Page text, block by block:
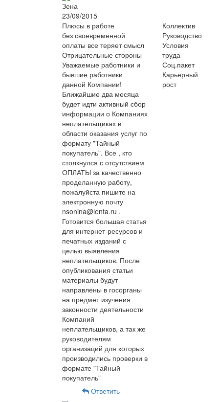
Зена
23/09/2015
Плюсы в работе
без своевременной
оплаты все теряет смысл
Отрицательные стороны
Уважаемые работники и
бывшие работники
данной Компании!
Ближайшие два месяца
будет идти активный сбор
информации о Компаниях
неплательщиках в
области оказания услуг по
формату "Тайный
покупатель". Все , кто
столкнулся с отсутствием
ОПЛАТЫ за качественно
проделанную работу,
пожалуйста пишите на
электронную почту
nsonina@lenta.ru .
Готовится большая статья
для интернет-ресурсов и
печатных изданий с
целью выявления
неплательщиков. После
опубликования статьи
материалы будут
направлены в госорганы
на предмет изучения
законности деятельности
Компаний
неплательщиков, а так же
руководителям
организаций для которых
производились проверки в
формате "Тайный
покупатель"
Коллектив
Руководство
Условия
труда
Соц.пакет
Карьерный
рост
Ответить